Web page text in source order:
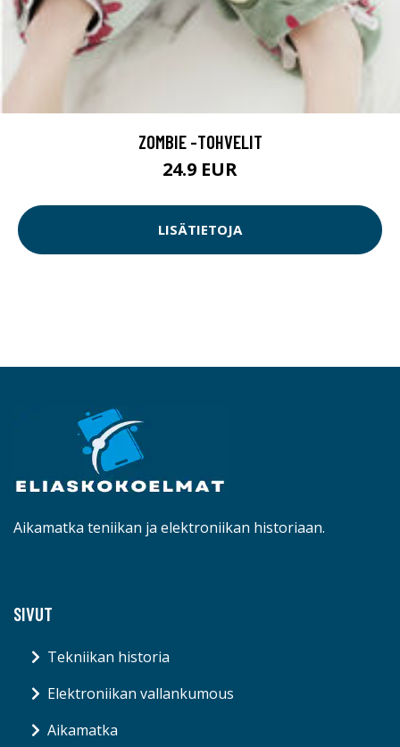
ZOMBIE -TOHVELIT
24.9 EUR
LISÄTIETOJA
Aikamatka teniikan ja elektroniikan historiaan.
SIVUT
Tekniikan historia
Elektroniikan vallankumous
Aikamatka